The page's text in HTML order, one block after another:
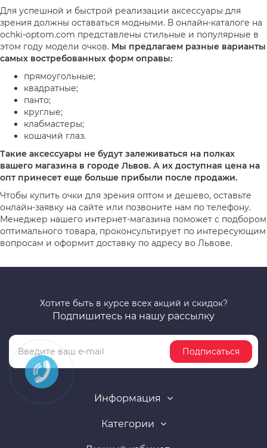
Для успешной и быстрой реализации аксессуары для
зрения должны оставаться модными. В онлайн-каталоге на
ochki-optom.com представлены стильные и популярные в
этом году модели очков. Мы предлагаем разные варианты
самых востребованных форм оправы:
прямоугольные;
квадратные;
панто;
круглые;
клабмастеры;
кошачий глаз.
Такие аксессуары не будут залеживаться на полках
вашего магазина в городе Львов. А их доступная цена на
опт принесет еще больше прибыли после продажи.
Чтобы купить очки для зрения оптом и дешево, оставьте
онлайн-заявку на сайте или позвоните нам по телефону.
Менеджер нашего интернет-магазина поможет с подбором
оптимального товара, проконсультирует по интересующим
вопросам и оформит доставку по адресу во Львове.
Хотите быть в курсе всех акций и скидок?
Подпишитесь на нашу рассылку
Подписаться
Информация
Категории